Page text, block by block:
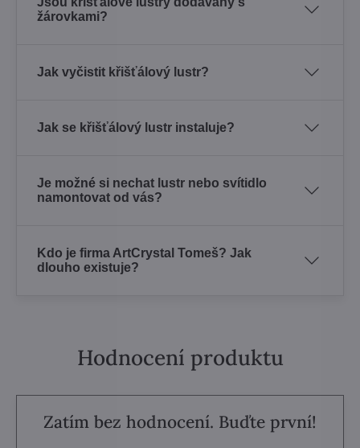
žárovkami?
Jak vyčistit křišťálový lustr?
Jak se křišťálový lustr instaluje?
Je možné si nechat lustr nebo svítidlo
namontovat od vás?
Kdo je firma ArtCrystal Tomeš? Jak
dlouho existuje?
Hodnocení produktu
Zatím bez hodnocení. Buďte první!